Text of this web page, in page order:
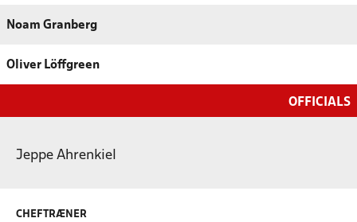
Noam Granberg
Oliver Löffgreen
OFFICIALS
Jeppe Ahrenkiel
CHEFTRÆNER